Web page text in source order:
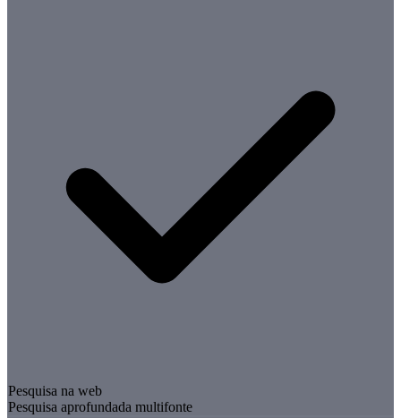
Pesquisa na web
Pesquisa aprofundada multifonte